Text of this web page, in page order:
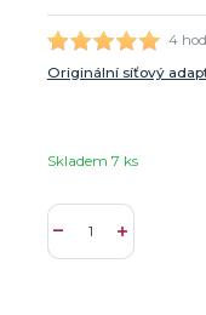
4
Originální síťový
Skladem 7 ks